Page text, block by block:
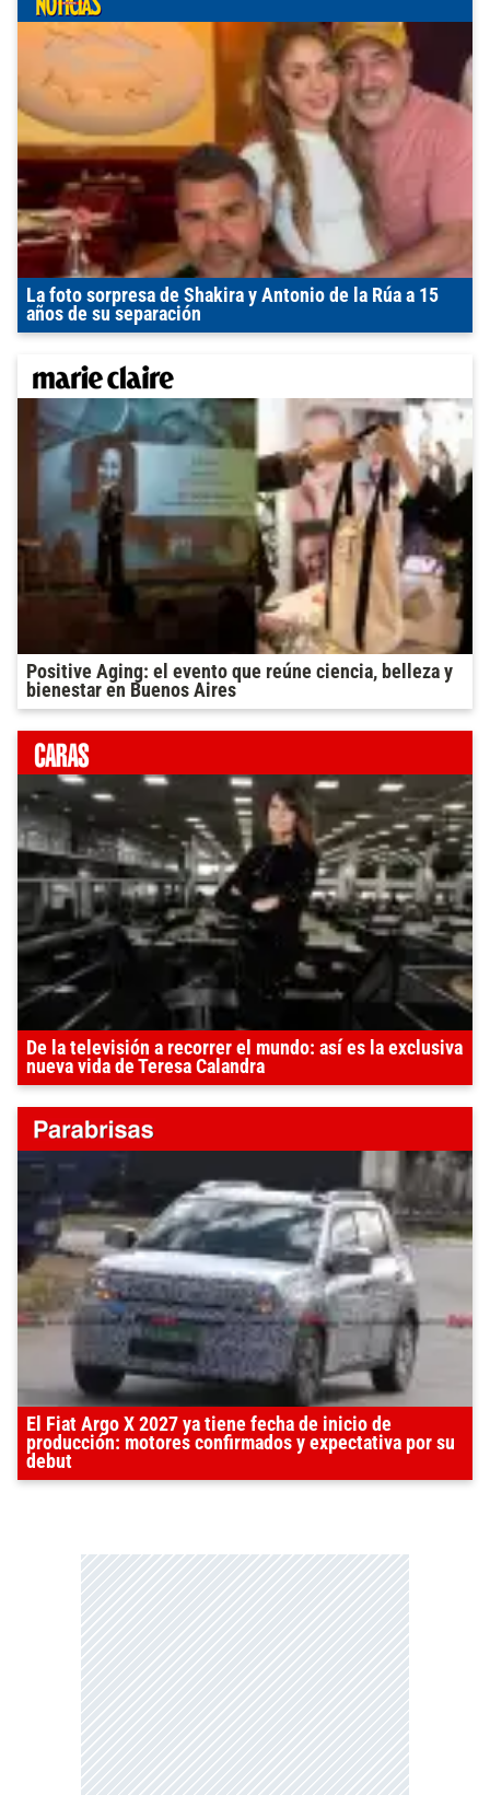
La foto sorpresa de Shakira y Antonio de la Rúa a 15
años de su separación
Positive Aging: el evento que reúne ciencia, belleza y
bienestar en Buenos Aires
De la televisión a recorrer el mundo: así es la exclusiva
nueva vida de Teresa Calandra
El Fiat Argo X 2027 ya tiene fecha de inicio de
producción: motores confirmados y expectativa por su
debut